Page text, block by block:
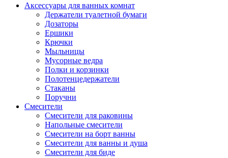
Аксессуары для ванных комнат
Держатели туалетной бумаги
Дозаторы
Ершики
Крючки
Мыльницы
Мусорные ведра
Полки и корзинки
Полотенцедержатели
Стаканы
Поручни
Смесители
Смесители для раковины
Напольные смесители
Смесители на борт ванны
Смесители для ванны и душа
Смесители для биде